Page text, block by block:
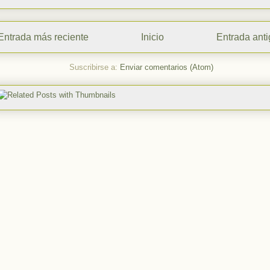
más reciente Entrada
Inicio
Suscribirse a: Enviar comentarios (Atom)